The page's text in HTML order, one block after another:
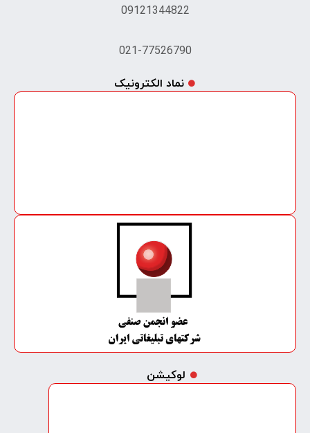
09121344822
021-77526790
نماد الکترونیک
لوکیشن